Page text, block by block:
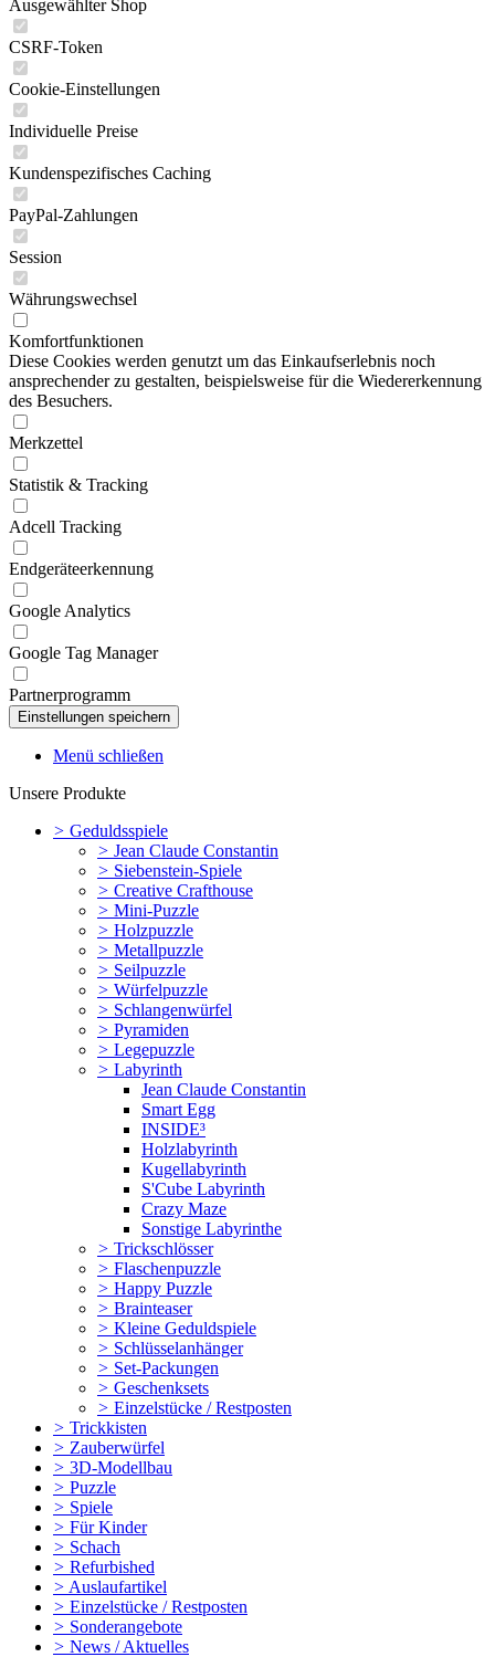
Ausgewählter Shop
CSRF-Token
Cookie-Einstellungen
Individuelle Preise
Kundenspezifisches Caching
PayPal-Zahlungen
Session
Währungswechsel
Komfortfunktionen
Diese Cookies werden genutzt um das Einkaufserlebnis noch
ansprechender zu gestalten, beispielsweise für die Wiedererkennung
des Besuchers.
Merkzettel
Statistik & Tracking
Adcell Tracking
Endgeräteerkennung
Google Analytics
Google Tag Manager
Partnerprogramm
Menü schließen
Unsere Produkte
> Geduldsspiele
> Jean Claude Constantin
> Siebenstein-Spiele
> Creative Crafthouse
> Mini-Puzzle
> Holzpuzzle
> Metallpuzzle
> Seilpuzzle
> Würfelpuzzle
> Schlangenwürfel
> Pyramiden
> Legepuzzle
> Labyrinth
Jean Claude Constantin
Smart Egg
INSIDE³
Holzlabyrinth
Kugellabyrinth
S'Cube Labyrinth
Crazy Maze
Sonstige Labyrinthe
> Trickschlösser
> Flaschenpuzzle
> Happy Puzzle
> Brainteaser
> Kleine Geduldspiele
> Schlüsselanhänger
> Set-Packungen
> Geschenksets
> Einzelstücke / Restposten
> Trickkisten
> Zauberwürfel
> 3D-Modellbau
> Puzzle
> Spiele
> Für Kinder
> Schach
> Refurbished
> Auslaufartikel
> Einzelstücke / Restposten
> Sonderangebote
> News / Aktuelles